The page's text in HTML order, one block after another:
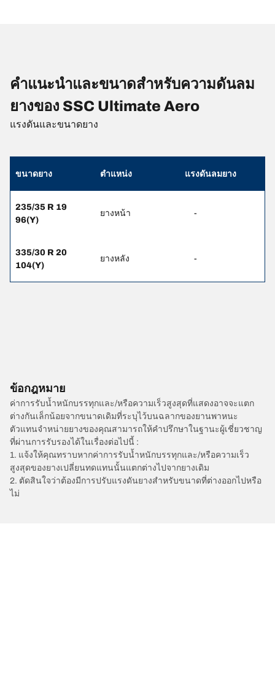
คำแนะนำและขนาดสำหรับความดันลม
ยางของ SSC Ultimate Aero
แรงดันและขนาดยาง
ขนาดยาง ตำแหน่ง แรงดันลมยาง
235/35 R 19
96(Y)
ยางหน้า -
335/30 R 20
104(Y)
ยางหลัง -
ข้อกฎหมาย
ค่าการรับน้ำหนักบรรทุกและ/หรือความเร็วสูงสุดที่แสดงอาจจะแตก
ต่างกันเล็กน้อยจากขนาดเดิมที่ระบุไว้บนฉลากของยานพาหนะ
ตัวแทนจำหน่ายยางของคุณสามารถให้คำปรึกษาในฐานะผู้เชี่ยวชาญ
ที่ผ่านการรับรองได้ในเรื่องต่อไปนี้ :
1. แจ้งให้คุณทราบหากค่าการรับน้ำหนักบรรทุกและ/หรือความเร็ว
สูงสุดของยางเปลี่ยนทดแทนนั้นแตกต่างไปจากยางเดิม
2. ตัดสินใจว่าต้องมีการปรับแรงดันยางสำหรับขนาดที่ต่างออกไปหรือ
ไม่